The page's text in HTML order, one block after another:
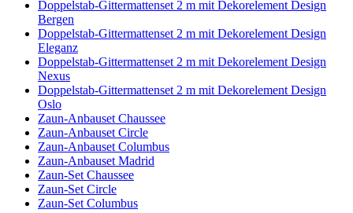
Doppelstab-Gittermattenset 2 m mit Dekorelement Design
Bergen
Doppelstab-Gittermattenset 2 m mit Dekorelement Design
Eleganz
Doppelstab-Gittermattenset 2 m mit Dekorelement Design
Nexus
Doppelstab-Gittermattenset 2 m mit Dekorelement Design
Oslo
Zaun-Anbauset Chaussee
Zaun-Anbauset Circle
Zaun-Anbauset Columbus
Zaun-Anbauset Madrid
Zaun-Set Chaussee
Zaun-Set Circle
Zaun-Set Columbus